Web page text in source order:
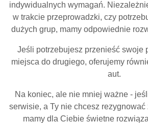
indywidualnych wymagań.
w trakcie przeprowadzki, czy
dużych grup, mamy odpowiednie
Jeśli potrzebujesz przenieść swoje
miejsca do drugiego, oferujemy
aut.
Na koniec, ale nie mniej ważne -
serwisie, a Ty nie chcesz rezygnować
mamy dla Ciebie świetne